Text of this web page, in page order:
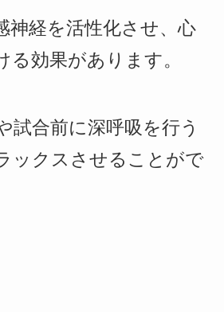
神経を活性化させ、心
る効果があります。
試合前に深呼吸を行う
ックスさせることがで